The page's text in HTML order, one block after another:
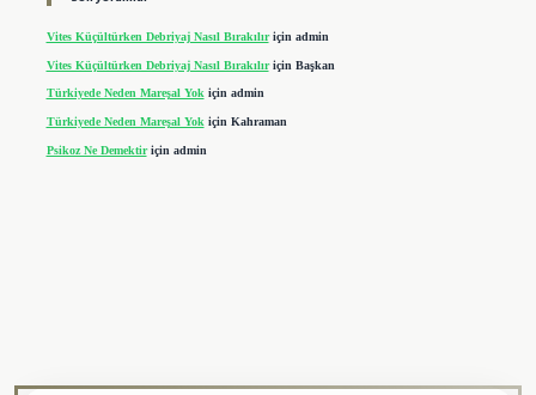
Vites Küçültürken Debriyaj Nasıl Bırakılıriçin admin
Vites Küçültürken Debriyaj Nasıl Bırakılıriçin Başkan
Türkiyede Neden Mareşal Yokiçin admin
Türkiyede Neden Mareşal Yok için Kahraman
Psikoz Ne Demektiriçin admin